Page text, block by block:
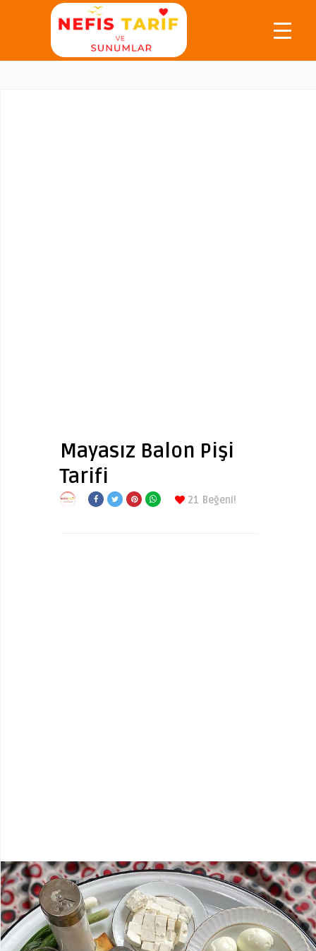
Mayasız Balon Pişi
Tarifi
21 Beğeni!